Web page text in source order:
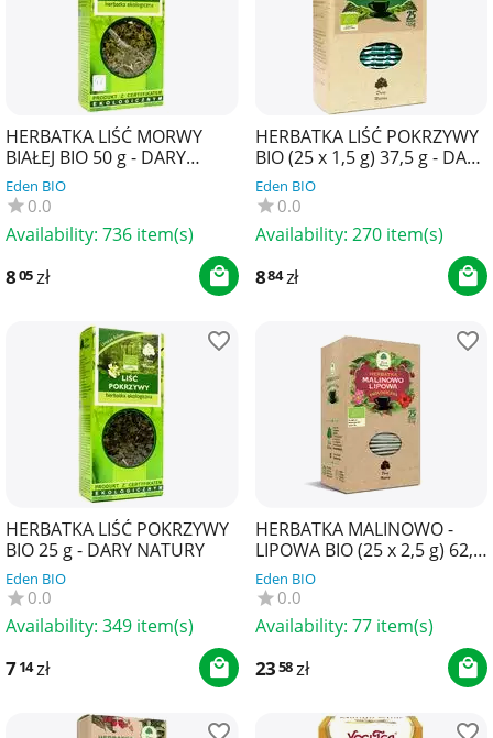
HERBATKA LIŚĆ MORWY
BIAŁEJ BIO 50 g - DARY
NATURY
Eden BIO
0.0
Availability: 736 item(s)
805zł
HERBATKA LIŚĆ POKRZYWY
BIO (25 x 1,5 g) 37,5 g - DARY
NATURY
Eden BIO
0.0
Availability: 270 item(s)
884zł
HERBATKA LIŚĆ POKRZYWY
BIO 25 g - DARY NATURY
Eden BIO
0.0
Availability: 349 item(s)
714zł
HERBATKA MALINOWO -
LIPOWA BIO (25 x 2,5 g) 62,5
g - DARY NATURY
Eden BIO
0.0
Availability: 77 item(s)
2358zł